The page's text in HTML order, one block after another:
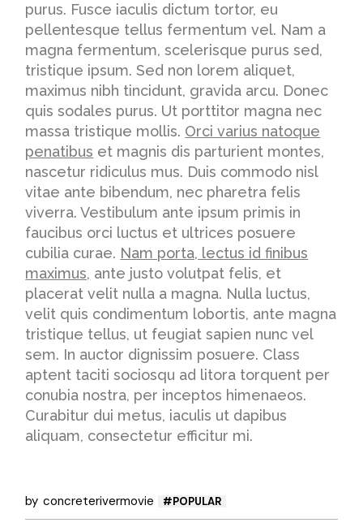
purus. Fusce iaculis dictum tortor, eu
pellentesque tellus fermentum vel. Nam a
magna fermentum, scelerisque purus sed,
tristique ipsum. Sed non lorem aliquet,
maximus nibh tincidunt, gravida arcu. Donec
quis sodales purus. Ut porttitor magna nec
massa tristique mollis. Orci varius natoque
penatibus et magnis dis parturient montes,
nascetur ridiculus mus. Duis commodo nisl
vitae ante bibendum, nec pharetra felis
viverra. Vestibulum ante ipsum primis in
faucibus orci luctus et ultrices posuere
cubilia curae. Nam porta, lectus id finibus
maximus, ante justo volutpat felis, et
placerat velit nulla a magna. Nulla luctus,
velit quis condimentum lobortis, ante magna
tristique tellus, ut feugiat sapien nunc vel
sem. In auctor dignissim posuere. Class
aptent taciti sociosqu ad litora torquent per
conubia nostra, per inceptos himenaeos.
Curabitur dui metus, iaculis ut dapibus
aliquam, consectetur efficitur mi.
by concreterivermovie POPULAR